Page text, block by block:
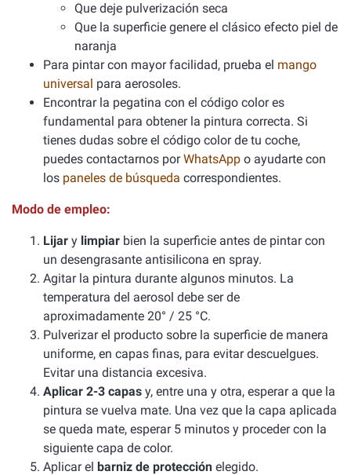
Que deje pulverización seca
Que la superficie genere el clásico efecto piel de
naranja
Para pintar con mayor facilidad, prueba el mango
universal para aerosoles.
Encontrar la pegatina con el código color es
fundamental para obtener la pintura correcta. Si
tienes dudas sobre el código color de tu coche,
puedes contactarnos porWhatsApp o ayudarte con
los paneles de búsqueda correspondientes.
Modo de empleo:
Lijar y limpiar bien la superficie antes de pintar con
un desengrasante antisilicona en spray.
Agitar la pintura durante algunos minutos. La
temperatura del aerosol debe ser de
aproximadamente 20° / 25 °C.
Pulverizar el producto sobre la superficie de manera
uniforme, en capas finas, para evitar descuelgues.
Evitar una distancia excesiva.
Aplicar 2-3 capas y, entre una y otra, esperar a que la
pintura se vuelva mate. Una vez que la capa aplicada
se queda mate, esperar 5 minutos y proceder con la
siguiente capa de color.
Aplicar el barniz de protección elegido.